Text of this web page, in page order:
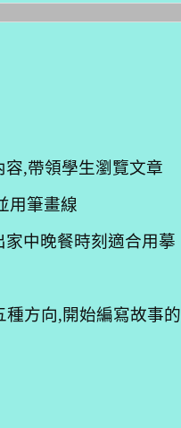
,帶領學生瀏覽文章
用筆畫線
中晚餐時刻適合用摹
種方向,開始編寫故事的